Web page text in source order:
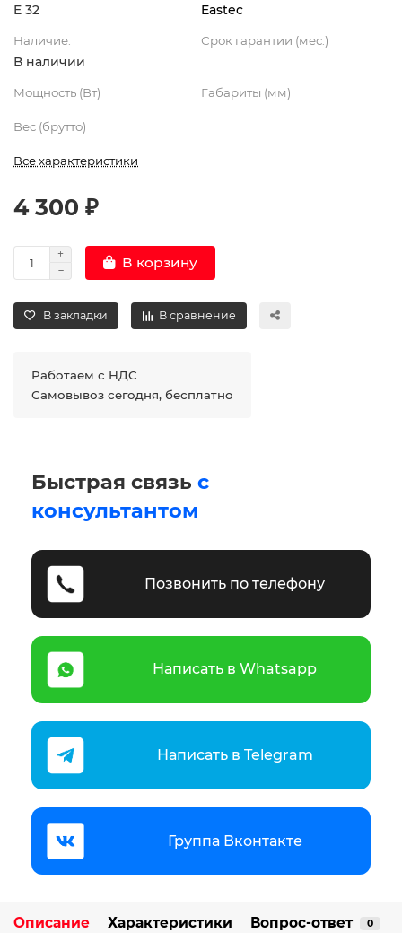
E 32 Eastec
Наличие:
В наличии
Срок гарантии (мес.)
Мощность (Вт) Габариты (мм)
Вес (брутто)
Все характеристики
4 300 ₽
В корзину
В закладки В сравнение
Работаем с НДС
Самовывоз сегодня, бесплатно
Быстрая связь с
консультантом
Позвонить по телефону
Написать в Whatsapp
Написать в Telegram
Группа Вконтакте
Описание Характеристики Вопрос-ответ 0